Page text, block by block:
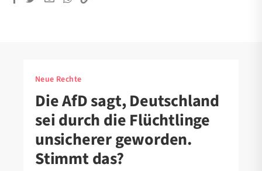
Neue Rechte
Die AfD sagt, Deutschland
sei durch die Flüchtlinge
unsicherer geworden.
Stimmt das?